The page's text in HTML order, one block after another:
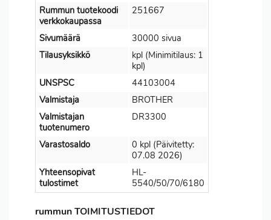
Rummun tuotekoodi
verkkokaupassa
251667
Sivumäärä
30000 sivua
Tilausyksikkö
kpl (Minimitilaus: 1
kpl)
UNSPSC
44103004
Valmistaja
BROTHER
Valmistajan
tuotenumero
DR3300
Varastosaldo
0 kpl (Päivitetty:
07.08 2026)
Yhteensopivat
tulostimet
HL-
5540/50/70/6180
rummun TOIMITUSTIEDOT